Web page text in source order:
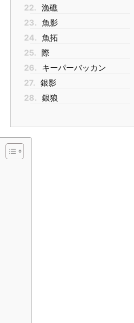
22. 漁礁
23. 魚影
24. 魚拓
25. 際
26. キーパーバッカン
27. 銀影
28. 銀狼